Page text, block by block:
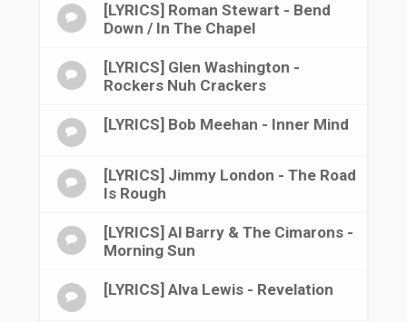
[LYRICS] Roman Stewart - Bend
Down / In The Chapel
[LYRICS] Glen Washington -
Rockers Nuh Crackers
[LYRICS] Bob Meehan - Inner Mind
[LYRICS] Jimmy London - The Road
Is Rough
[LYRICS] Al Barry & The Cimarons -
Morning Sun
[LYRICS] Alva Lewis - Revelation